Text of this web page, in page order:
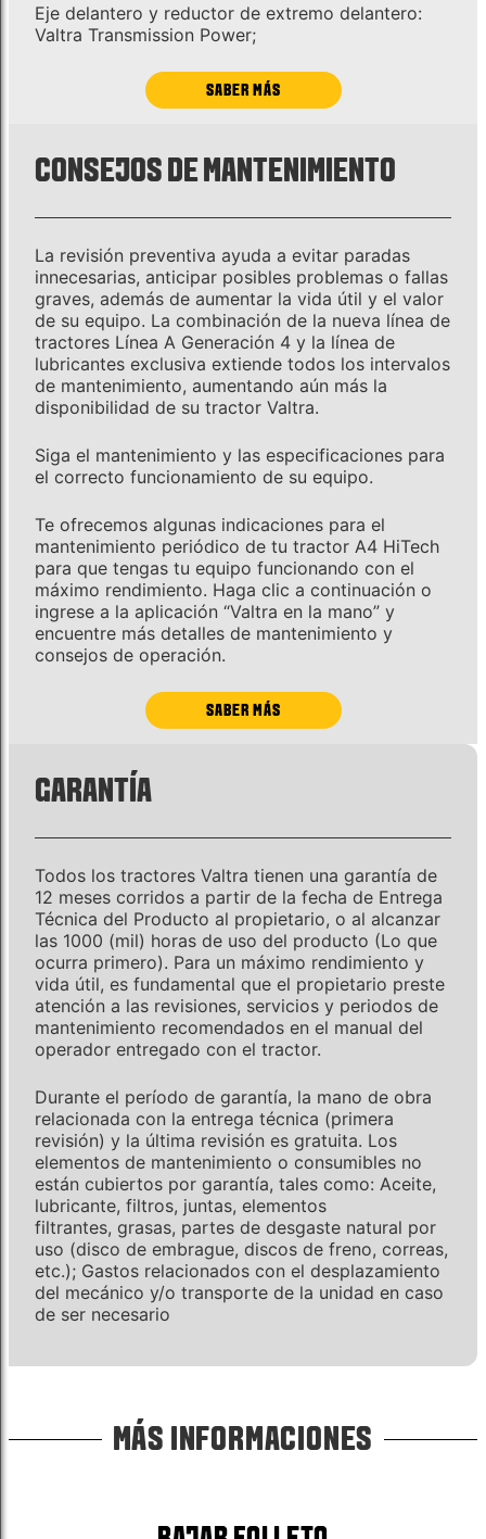
Eje delantero y reductor de extremo delantero:
Valtra Transmission Power;
SABER MÁS
CONSEJOS DE MANTENIMIENTO
La revisión preventiva ayuda a evitar paradas
innecesarias, anticipar posibles problemas o fallas
graves, además de aumentar la vida útil y el valor
de su equipo. La combinación de la nueva línea de
tractores Línea A Generación 4 y la línea de
lubricantes exclusiva extiende todos los intervalos
de mantenimiento, aumentando aún más la
disponibilidad de su tractor Valtra.
Siga el mantenimiento y las especificaciones para
el correcto funcionamiento de su equipo.
Te ofrecemos algunas indicaciones para el
mantenimiento periódico de tu tractor A4 HiTech
para que tengas tu equipo funcionando con el
máximo rendimiento. Haga clic a continuación o
ingrese a la aplicación “Valtra en la mano” y
encuentre más detalles de mantenimiento y
consejos de operación.
SABER MÁS
GARANTÍA
Todos los tractores Valtra tienen una garantía de
12 meses corridos a partir de la fecha de Entrega
Técnica del Producto al propietario, o al alcanzar
las 1000 (mil) horas de uso del producto (Lo que
ocurra primero). Para un máximo rendimiento y
vida útil, es fundamental que el propietario preste
atención a las revisiones, servicios y periodos de
mantenimiento recomendados en el manual del
operador entregado con el tractor.
Durante el período de garantía, la mano de obra
relacionada con la entrega técnica (primera
revisión) y la última revisión es gratuita. Los
elementos de mantenimiento o consumibles no
están cubiertos por garantía, tales como: Aceite,
lubricante, filtros, juntas, elementos
filtrantes, grasas, partes de desgaste natural por
uso (disco de embrague, discos de freno, correas,
etc.); Gastos relacionados con el desplazamiento
del mecánico y/o transporte de la unidad en caso
de ser necesario
MÁS INFORMACIONES